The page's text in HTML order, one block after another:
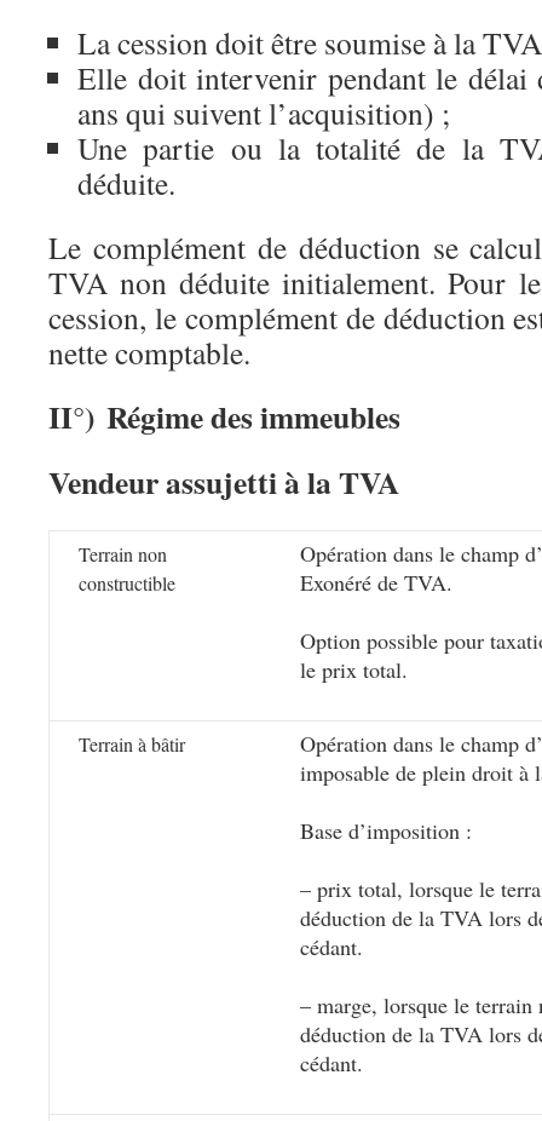
La cession doit être soumise à la
Elle doit intervenir pendant le délai
ans qui suivent l’acquisition) ;
Une partie ou la totalité de la
déduite.
Le complément de déduction se
TVA non déduite initialement. Pour
cession, le complément de déduction
nette comptable.
II°) Régime des immeubles
Vendeur assujetti à la TVA
Terrain non
constructible
Opération dans le champ
Exonéré de TVA.
Option possible pour
le prix total.
Terrain à bâtir
Opération dans le champ
imposable de plein droit à
Base d’imposition :
– prix total, lorsque le
déduction de la TVA lors
cédant.
– marge, lorsque le terrain
déduction de la TVA lors
cédant.